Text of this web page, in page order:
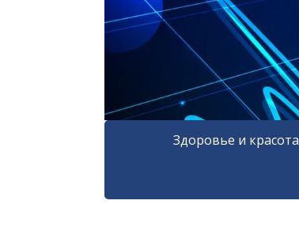
Здоровье и красота